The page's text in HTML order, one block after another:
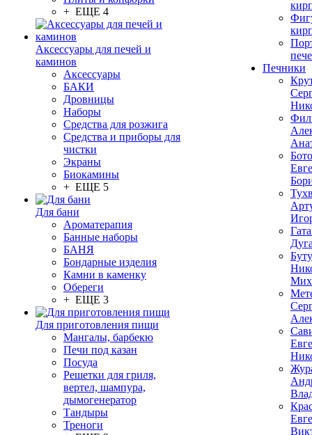
+ ЕЩЕ 4
Аксессуары для печей и
каминов
Аксессуары
БАКИ
Дровницы
Наборы
Средства для розжига
Средства и приборы для
чистки
Экраны
Биокамины
+ ЕЩЕ 5
Для бани
Ароматерапия
Банные наборы
БАНЯ
Бондарные изделия
Камни в каменку
Обереги
+ ЕЩЕ 3
Для приготовления пищи
Мангалы, барбекю
Печи под казан
Посуда
Решетки для гриля,
вертел, шампура,
дымогенератор
Тандыры
Треноги
Печники